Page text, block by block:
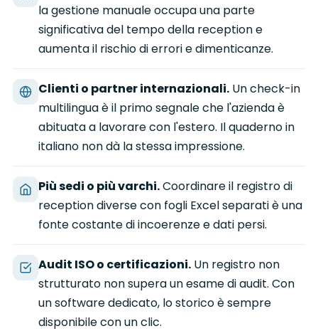
la gestione manuale occupa una parte
significativa del tempo della reception e
aumenta il rischio di errori e dimenticanze.
Clienti o partner internazionali. Un check-in
multilingua è il primo segnale che l'azienda è
abituata a lavorare con l'estero. Il quaderno in
italiano non dà la stessa impressione.
Più sedi o più varchi.Coordinare il registro di
reception diverse con fogli Excel separati è una
fonte costante di incoerenze e dati persi.
Audit ISO o certificazioni. Un registro non
strutturato non supera un esame di audit. Con
un software dedicato, lo storico è sempre
disponibile con un clic.